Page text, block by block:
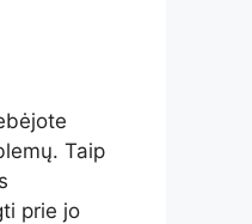
Taip
prie jo